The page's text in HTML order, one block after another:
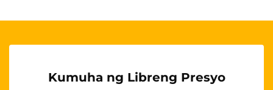
Kumuha ng Libreng Presyo